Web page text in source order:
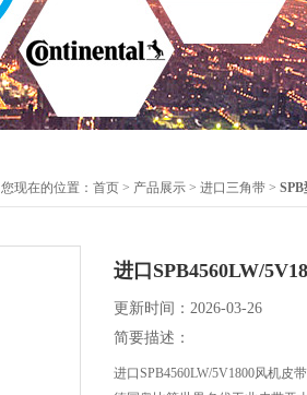
您现在的位置： 首页 > 产品展示 > 进口三角带 >
进口SPB4560LW/
更新时间：2026-03-26
简要描述：
进口SPB4560LW/5V1800风机皮